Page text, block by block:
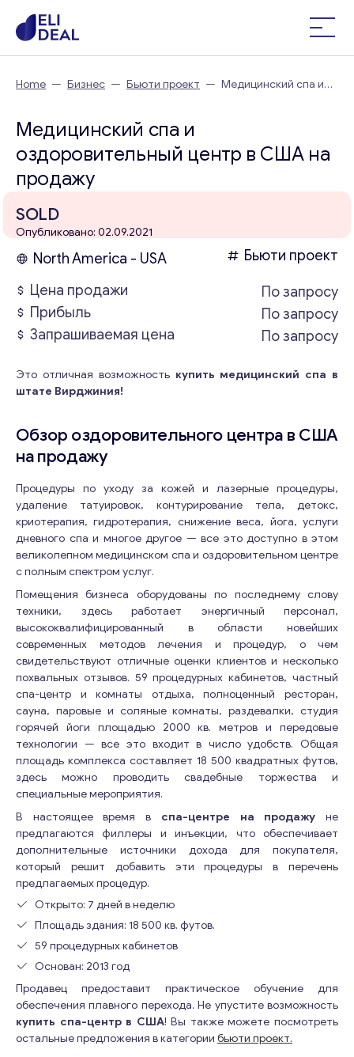
Home — Бизнес — Бьюти проект — Медицинский спа и
Медицинский спа и
оздоровительный центр в США на
продажу
SOLD
Опубликовано: 02.09.2021
North America - USA
Бьюти проект
Цена продажи
По запросу
Прибыль
По запросу
Запрашиваемая цена
По запросу
Это отличная возможность купить медицинский спа в
штате Вирджиния!
Обзор оздоровительного центра в США
на продажу
Процедуры по уходу за кожей и лазерные процедуры,
удаление татуировок, контурирование тела, детокс,
криотерапия, гидротерапия, снижение веса, йога, услуги
дневного спа и многое другое — все это доступно в этом
великолепном медицинском спа и оздоровительном центре
с полным спектром услуг.
Помещения бизнеса оборудованы по последнему слову
техники, здесь работает энергичный персонал,
высококвалифицированный в области новейших
современных методов лечения и процедур, о чем
свидетельствуют отличные оценки клиентов и несколько
похвальных отзывов. 59 процедурных кабинетов, частный
спа-центр и комнаты отдыха, полноценный ресторан,
сауна, паровые и соляные комнаты, раздевалки, студия
горячей йоги площадью 2000 кв. метров и передовые
технологии — все это входит в число удобств. Общая
площадь комплекса составляет 18 500 квадратных футов,
здесь можно проводить свадебные торжества и
специальные мероприятия.
В настоящее время в спа-центре на продажу не
предлагаются филлеры и инъекции, что обеспечивает
дополнительные источники дохода для покупателя,
который решит добавить эти процедуры в перечень
предлагаемых процедур.
Открыто: 7 дней в неделю
Площадь здания: 18 500 кв. футов.
59 процедурных кабинетов
Основан: 2013 год
Продавец предоставит практическое обучение для
обеспечения плавного перехода. Не упустите возможность
купить спа-центр в США! Вы также можете посмотреть
остальные предложения в категории бьюти проект.